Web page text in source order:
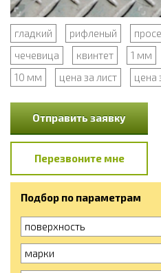
гладкий рифленый
чечевица
квинтет 1 мм
10 мм
цена за лист цена
Отправить заявку
Перезвоните мне
Подбор по параметрам
поверхность
марки